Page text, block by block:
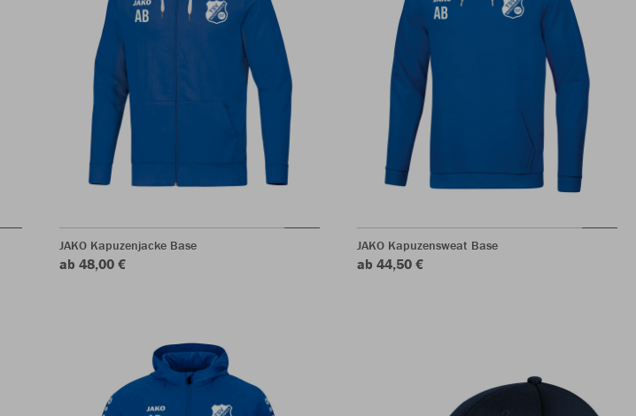
JAKO Kapuzenjacke Base
ab 48,00 €
JAKO Kapuzensweat Base
ab 44,50 €